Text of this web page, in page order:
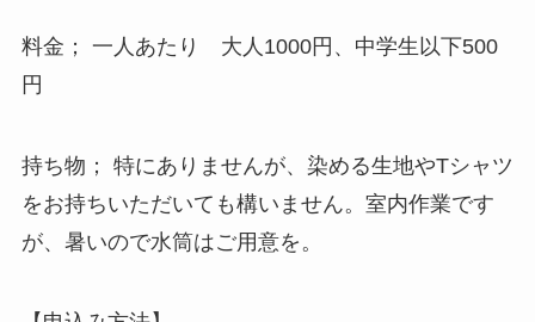
料金； 一人あたり 大人1000円、中学生以下500
円
持ち物； 特にありませんが、染める生地やTシャツ
をお持ちいただいても構いません。室内作業です
が、暑いので水筒はご用意を。